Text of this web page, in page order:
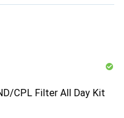
CPL Filter All Day Kit